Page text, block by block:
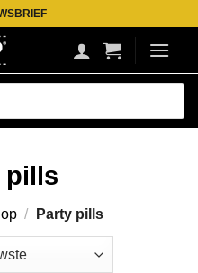
pills
/ Party pills